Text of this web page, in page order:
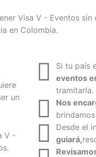
Visa V - Eventos
en Colombia.
un
V -
Si tu país
eventos
tramitarla.
Nos
Desde el
guiará,